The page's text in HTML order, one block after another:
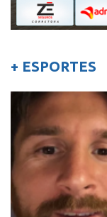
+ ESPORTES